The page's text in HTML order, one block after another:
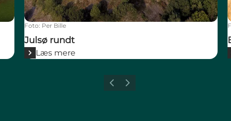
Foto: Per Bille
Julsø rundt
Læs mere
Forrige billede
Næste billede